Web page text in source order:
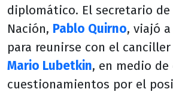
diplomático. El secretario de
Nación, Pablo Quirno, viajó a
para reunirse con el
Mario Lubetkin, en medio de
cuestionamientos por el